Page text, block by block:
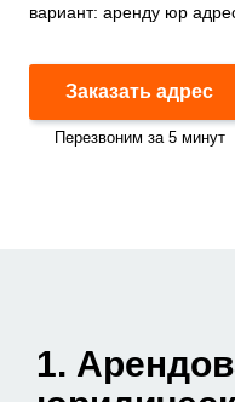
вариант: аренду юр
Заказать адрес
Перезвоним за 5 минут
1.